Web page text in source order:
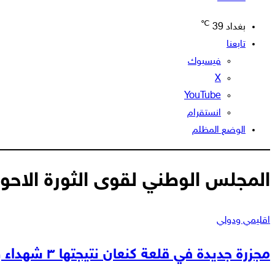
بغداد 39
℃
تابعنا
فيسبوك
‫X
‫YouTube
انستقرام
الوضع المظلم
المجلس الوطني لقوى الثورة
اقليمي ودولي
مجزرة جديدة في قلعة كنعان نتيجتها ٣ شهداء و٣ جرحى